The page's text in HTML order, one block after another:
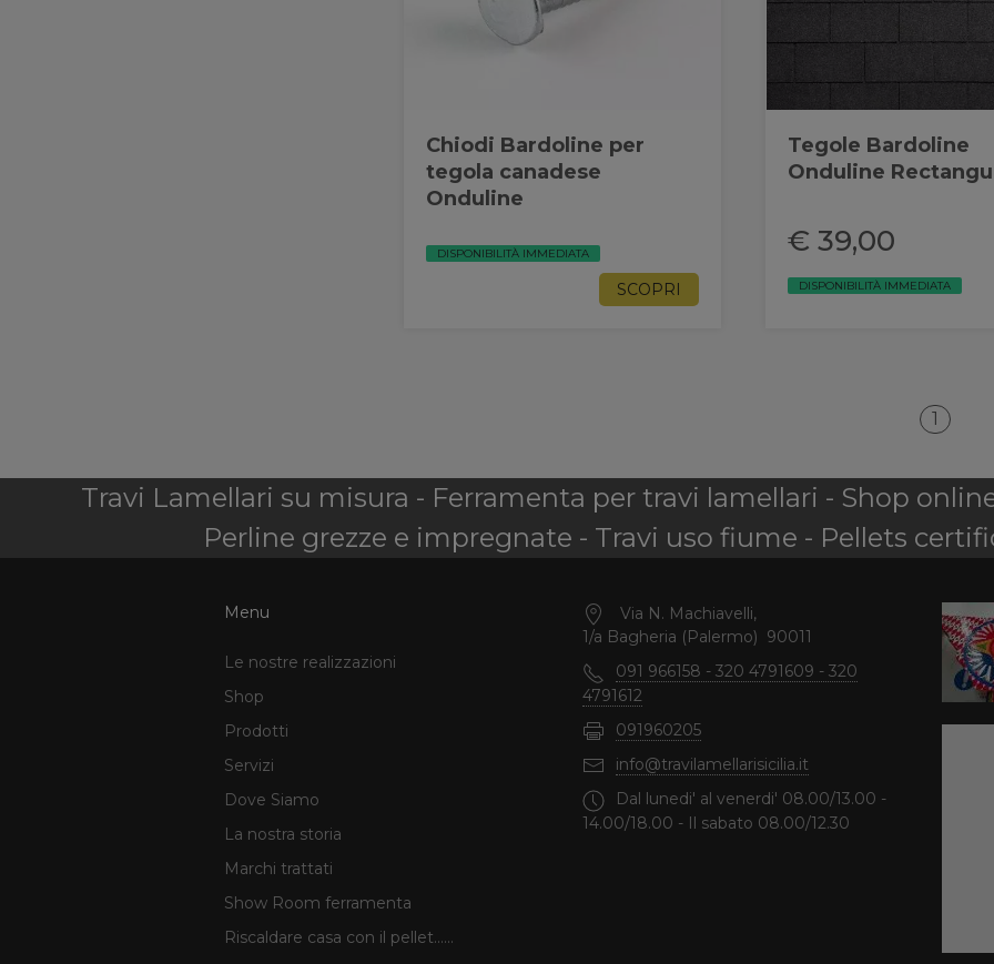
Chiodi Bardoline per
tegola canadese
Onduline
DISPONIBILITÀ IMMEDIATA
SCOPRI
Tegole Bardoline
Onduline
€ 39,00
DISPONIBILITÀ IMMEDIATA
1
Travi Lamellari su misura - Ferramenta per travi lamellari - Shop
Perline grezze e impregnate - Travi uso fiume - Pellets
Menu
Le nostre realizzazioni
Shop
Prodotti
Servizi
Dove Siamo
La nostra storia
Marchi trattati
Show Room ferramenta
Riscaldare casa con il pellet......
Via N. Machiavelli,
1/a Bagheria (Palermo) 90011
091 966158 - 320 4791609 - 320
4791612
091960205
info@travilamellarisicilia.it
Dal lunedi' al venerdi' 08.00/13.00 -
14.00/18.00 - Il sabato 08.00/12.30